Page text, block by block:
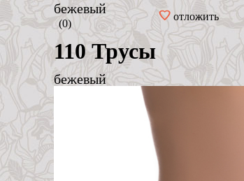
бежевый
(0)
отложить
110 Трусы
бежевый